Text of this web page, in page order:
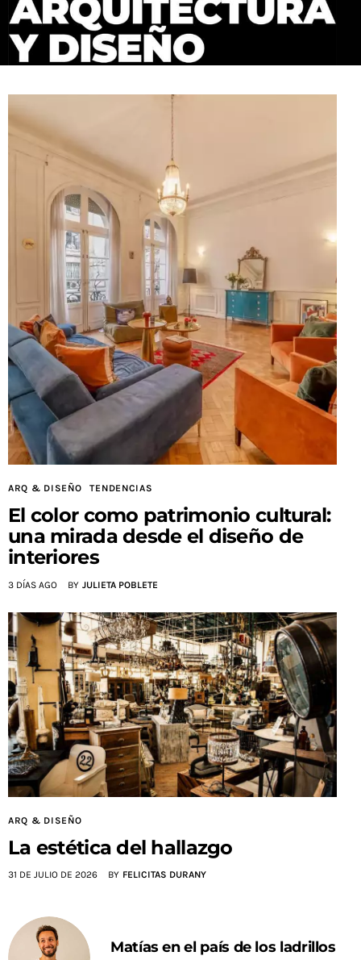
ARQ & DISEÑO TENDENCIAS
El color como patrimonio cultural:
una mirada desde el diseño de
interiores
3 DÍAS AGO BY JULIETA POBLETE
ARQ & DISEÑO
La estética del hallazgo
31 DE JULIO DE 2026 BY FELICITAS DURANY
Matías en el país de los ladrillos